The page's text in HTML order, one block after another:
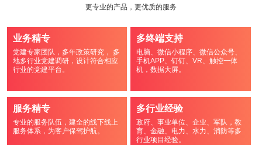
更专业的产品，更优质的服务
业务精专
党建专家团队，多年政策研究， 多
地多行业党建调研，设计符合相应
行业的党建平台。
多终端支持
电脑、微信小程序、微信公众号、
手机APP、钉钉、VR、触控一体
机，数据大屏。
服务精专
专业的服务队伍，建全的线下线上
服务体系，为客户保驾护航。
多行业经验
政府、事业单位、企业、军队，教
育、金融、电力、水力、消防等多
行业项目经验。